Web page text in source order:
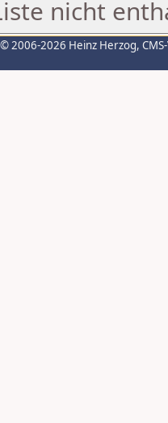
nicht
© 2006-2026 Heinz Herzog,